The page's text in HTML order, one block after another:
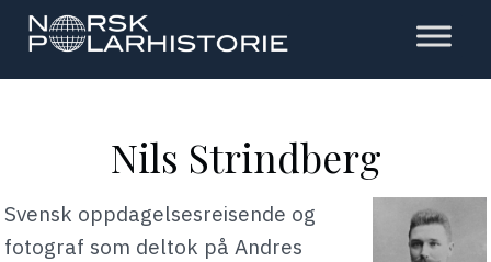
Hopp
hovedinnholdet
Polarhistorie
Nils Strindberg
Svensk oppdagelsesreisende og
fotograf som deltok på Andres